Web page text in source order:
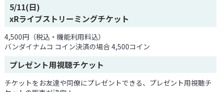
5/11(日)
xRライブストリーミングチケット
4,500円（税込・機能利用料込）
バンダイナムコ コイン決済の場合 4,500コイン
プレゼント用視聴チケット
チケットをお友達や同僚にプレゼントできる、プレゼント用視聴チ